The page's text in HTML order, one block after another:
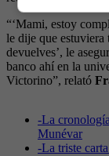
“‘Mami, estoy
le dije que estuviera
devuelves’, le
banco ahí en la
Victorino”, relató
-La
Munévar
-La triste